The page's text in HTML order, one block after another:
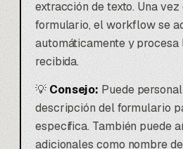
extracción de texto. Una vez
formulario, el workflow se
automáticamente y
recibida.
💡 Consejo: Puede
descripción del formulario
específica. También puede
adicionales como nombre